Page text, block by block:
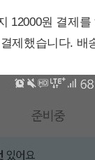
12000원 결제
제했습니다. 배